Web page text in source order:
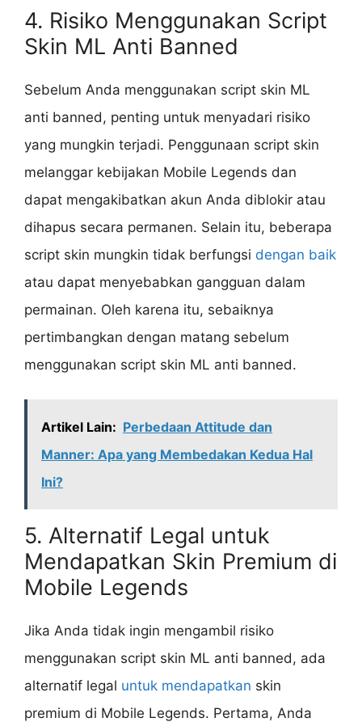
4. Risiko Menggunakan Script
Skin ML Anti Banned
Sebelum Anda menggunakan script skin ML
anti banned, penting untuk menyadari risiko
yang mungkin terjadi. Penggunaan script skin
melanggar kebijakan Mobile Legends dan
dapat mengakibatkan akun Anda diblokir atau
dihapus secara permanen. Selain itu, beberapa
script skin mungkin tidak berfungsi dengan baik
atau dapat menyebabkan gangguan dalam
permainan. Oleh karena itu, sebaiknya
pertimbangkan dengan matang sebelum
menggunakan script skin ML anti banned.
Artikel Lain: Perbedaan Attitude dan
Manner: Apa yang Membedakan Kedua Hal
Ini?
5. Alternatif Legal untuk
Mendapatkan Skin Premium di
Mobile Legends
Jika Anda tidak ingin mengambil risiko
menggunakan script skin ML anti banned, ada
alternatif legal untuk mendapatkan skin
premium di Mobile Legends. Pertama, Anda